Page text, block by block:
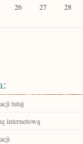
26 27 28
tutaj
internetową